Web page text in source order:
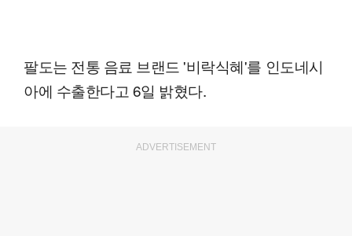
팔도는 전통 음료 브랜드 '비락식혜'를 인도네시
아에 수출한다고 6일 밝혔다.
ADVERTISEMENT